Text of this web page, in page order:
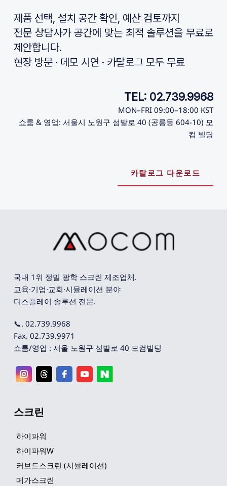
제품 선택, 설치 공간 확인, 예산 검토까지
전문 상담사가 공간에 맞는 최적 솔루션을 무료로
제안합니다.
현장 방문 · 데모 시연 · 카탈로그 모두 무료
TEL: 02.739.9968
MON–FRI 09:00–18:00 KST
쇼룸 & 영업: 서울시 노원구 섬밭로 40 (공릉동 604-10) 모
컴 빌딩
카탈로그 다운로드
국내 1위 정밀 광학 스크린 제조업체.
교육·기업·교회·시뮬레이션 분야
디스플레이 솔루션 전문.
📞. 02.739.9968
Fax. 02.739.9971
쇼룸/영업 : 서울 노원구 섬밭로 40 모컴빌딩
스크린
하이파워
하이파워W
커브드스크린 (시뮬레이션)
메가스크린